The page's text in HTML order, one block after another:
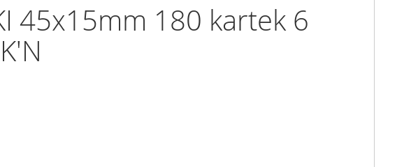
45x15mm 180 kartek 6